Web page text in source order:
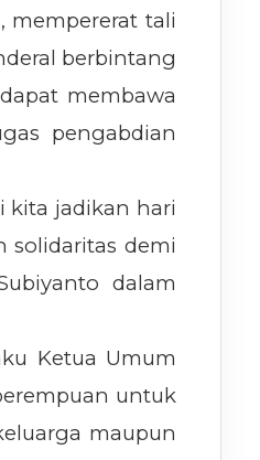
mempererat tali
berbintang
membawa
pengabdian
kita jadikan hari
solidaritas demi
dalam
Ketua Umum
untuk
maupun